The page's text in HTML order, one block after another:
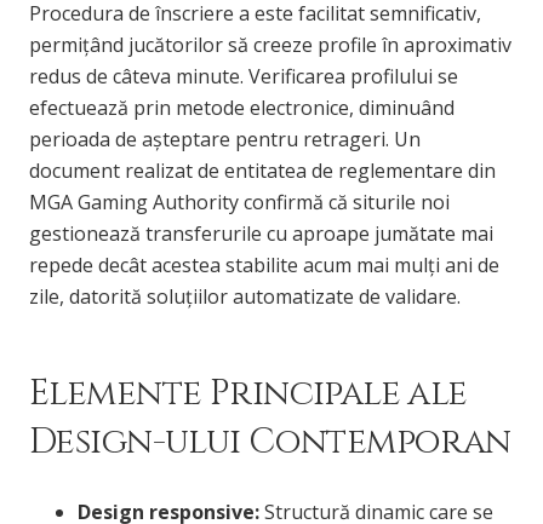
Procedura de înscriere a este facilitat semnificativ,
permițând jucătorilor să creeze profile în aproximativ
redus de câteva minute. Verificarea profilului se
efectuează prin metode electronice, diminuând
perioada de așteptare pentru retrageri. Un
document realizat de entitatea de reglementare din
MGA Gaming Authority confirmă că siturile noi
gestionează transferurile cu aproape jumătate mai
repede decât acestea stabilite acum mai mulți ani de
zile, datorită soluțiilor automatizate de validare.
Elemente Principale ale
Design-ului Contemporan
Design responsive:Structură dinamic care se